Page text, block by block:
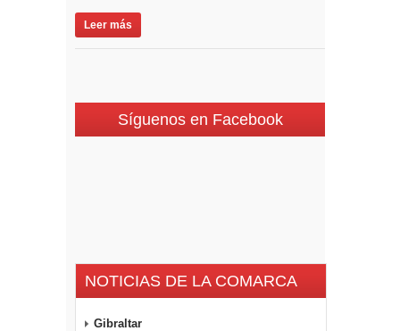
Leer más
Síguenos en Facebook
NOTICIAS DE LA COMARCA
Gibraltar